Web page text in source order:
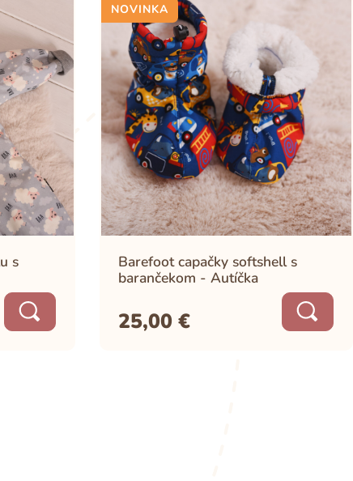
s
NOVINKA
Barefoot capačky softshell s
barančekom - Autíčka
25,00€